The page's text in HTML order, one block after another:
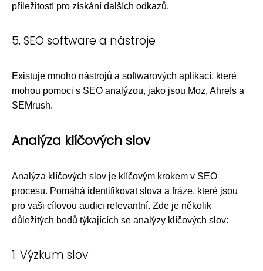
příležitostí pro získání dalších odkazů.
5. SEO software a nástroje
Existuje mnoho nástrojů a softwarových aplikací, které
mohou pomoci s SEO analýzou, jako jsou Moz, Ahrefs a
SEMrush.
Analýza klíčových slov
Analýza klíčových slov je klíčovým krokem v SEO
procesu. Pomáhá identifikovat slova a fráze, které jsou
pro vaši cílovou audici relevantní. Zde je několik
důležitých bodů týkajících se analýzy klíčových slov:
1. Výzkum slov